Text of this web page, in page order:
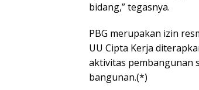
bidang,” tegasnya.
PBG merupakan izin
UU Cipta Kerja
aktivitas pembangunan
bangunan.(*)